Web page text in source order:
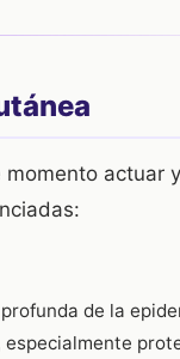
actuar
de la